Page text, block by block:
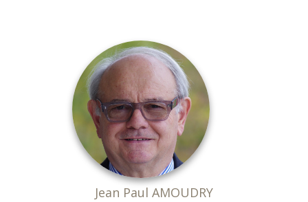
Jean Paul AMOUDRY